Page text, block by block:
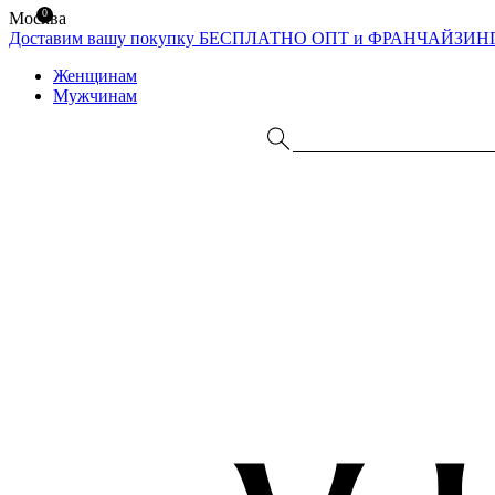
Москва
Доставим вашу покупку БЕСПЛАТНО ОПТ и
Женщинам
Мужчинам
0